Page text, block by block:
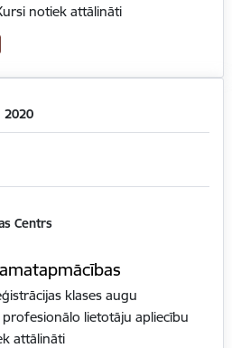
notiek attālināti
2020
Centrs
klases augu
lietotāju apliecību
attālināti